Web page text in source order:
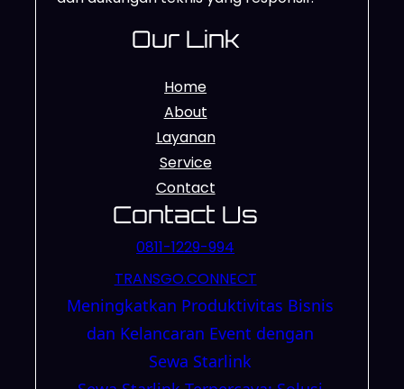
Our Link
Home
About
Layanan
Service
Contact
Contact Us
0811-1229-994
TRANSGO.CONNECT
Meningkatkan Produktivitas Bisnis
dan Kelancaran Event dengan
Sewa Starlink